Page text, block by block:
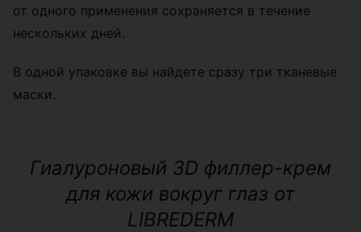
от одного применения сохраняется в течение
нескольких дней.
В одной упаковке вы найдете сразу три тканевые
маски.
Гиалуроновый 3D филлер-крем
для кожи вокруг глаз от
LIBREDERM